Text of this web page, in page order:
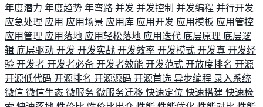
年度潜力 年度趋势 年弯路 并发 并发控制 并发编程 并行开发
应急处理 应用 应用场景 应用库 应用开发 应用模板 应用管控
应用管理 应用落地 应用轻松落地 应用迭代 底层原理 底层逻
辑 底层驱动 开发 开发实战 开发效率 开发模式 开发真 开发经
验 开发者 开发者必备 开发者效能 开发范式 开放度排名 开源
开源低代码 开源排名 开源源码 开源首选 异步编程 录入系统
微信 微信生态 微服务 微服务迁移 快速定位 快速搭建 快速检